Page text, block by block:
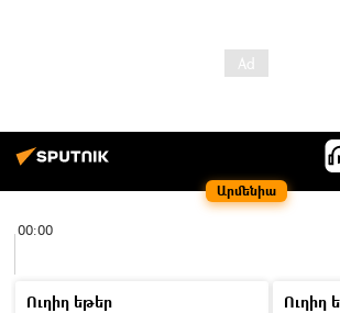
Արմենիա
00:00
Ուղիղ եթեր
Ուղիղ